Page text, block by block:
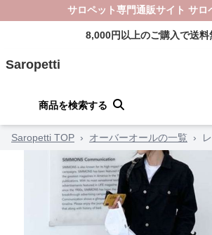
サロペット専門通販サイト サロ
8,000円以上のご購入で送料
Saropetti
商品を検索する
Saropetti TOP › オーバーオールの一覧 ›